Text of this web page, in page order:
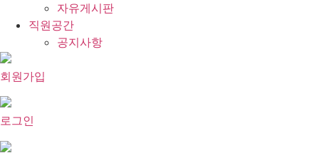
자유게시판
직원공간
공지사항
회원가입
로그인